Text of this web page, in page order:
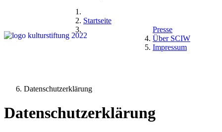
Startseite
Presse
Über SCIW
Impressum
Datenschutzerklärung
Datenschutzerklärung